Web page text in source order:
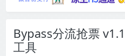
Bypass分流抢票
工具